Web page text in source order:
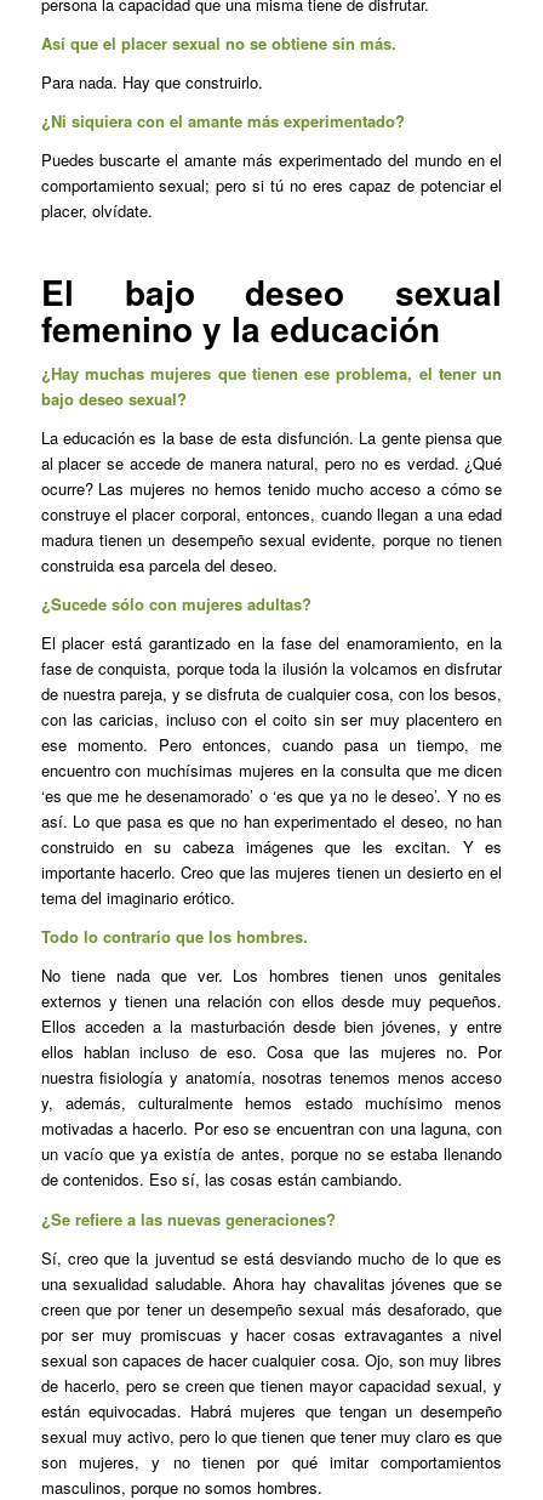
Así que el placer sexual no se obtiene sin más.
Para nada. Hay que construirlo.
¿Ni siquiera con el amante más experimentado?
Puedes buscarte el amante más experimentado del mundo en el
comportamiento sexual; pero si tú no eres capaz de potenciar el
placer, olvídate.
El bajo deseo sexual
femenino y la educación
¿Hay muchas mujeres que tienen ese problema, el tener un
bajo deseo sexual?
La educación es la base de esta disfunción. La gente piensa que
al placer se accede de manera natural, pero no es verdad. ¿Qué
ocurre? Las mujeres no hemos tenido mucho acceso a cómo se
construye el placer corporal, entonces, cuando llegan a una edad
madura tienen un desempeño sexual evidente, porque no tienen
construida esa parcela del deseo.
¿Sucede sólo con mujeres adultas?
El placer está garantizado en la fase del enamoramiento, en la
fase de conquista, porque toda la ilusión la volcamos en disfrutar
de nuestra pareja, y se disfruta de cualquier cosa, con los besos,
con las caricias, incluso con el coito sin ser muy placentero en
ese momento. Pero entonces, cuando pasa un tiempo, me
encuentro con muchísimas mujeres en la consulta que me dicen
‘es que me he desenamorado’ o ‘es que ya no le deseo’. Y no es
así. Lo que pasa es que no han experimentado el deseo, no han
construido en su cabeza imágenes que les excitan. Y es
importante hacerlo. Creo que las mujeres tienen un desierto en el
tema del imaginario erótico.
Todo lo contrario que los hombres.
No tiene nada que ver. Los hombres tienen unos genitales
externos y tienen una relación con ellos desde muy pequeños.
Ellos acceden a la masturbación desde bien jóvenes, y entre
ellos hablan incluso de eso. Cosa que las mujeres no. Por
nuestra fisiología y anatomía, nosotras tenemos menos acceso
y, además, culturalmente hemos estado muchísimo menos
motivadas a hacerlo. Por eso se encuentran con una laguna, con
un vacío que ya existía de antes, porque no se estaba llenando
de contenidos. Eso sí, las cosas están cambiando.
¿Se refiere a las nuevas generaciones?
Sí, creo que la juventud se está desviando mucho de lo que es
una sexualidad saludable. Ahora hay chavalitas jóvenes que se
creen que por tener un desempeño sexual más desaforado, que
por ser muy promiscuas y hacer cosas extravagantes a nivel
sexual son capaces de hacer cualquier cosa. Ojo, son muy libres
de hacerlo, pero se creen que tienen mayor capacidad sexual, y
están equivocadas. Habrá mujeres que tengan un desempeño
sexual muy activo, pero lo que tienen que tener muy claro es que
son mujeres, y no tienen por qué imitar comportamientos
masculinos, porque no somos hombres.